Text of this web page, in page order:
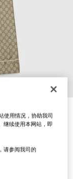
使用情况，协助我司
继续使用本网站，即
请参阅我司的